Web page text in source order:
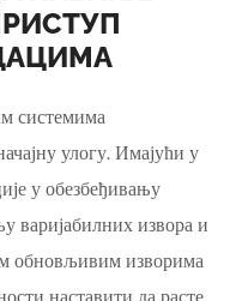
системима
улогу. Имајући у
у обезбеђивању
варијабилних извора и
обновљивим изворима